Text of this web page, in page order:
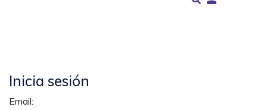
Inicia sesión
Email: